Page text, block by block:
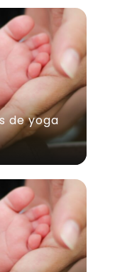
de yoga